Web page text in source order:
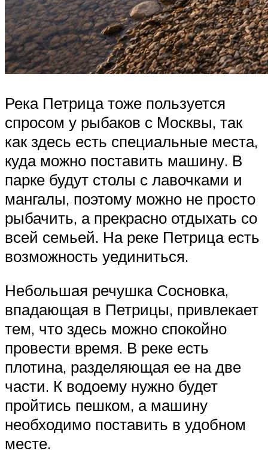
Река Петрица тоже пользуется
спросом у рыбаков с Москвы, так
как здесь есть специальные места,
куда можно поставить машину. В
парке будут столы с лавочками и
мангалы, поэтому можно не просто
рыбачить, а прекрасно отдыхать со
всей семьей. На реке Петрица есть
возможность уединиться.
Небольшая речушка Сосновка,
впадающая в Петрицы, привлекает
тем, что здесь можно спокойно
провести время. В реке есть
плотина, разделяющая ее на две
части. К водоему нужно будет
пройтись пешком, а машину
необходимо поставить в удобном
месте.